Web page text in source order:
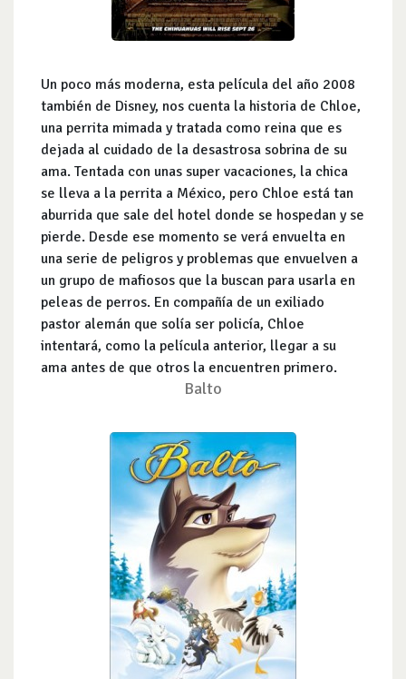
Un poco más moderna, esta película del año 2008
también de Disney, nos cuenta la historia de Chloe,
una perrita mimada y tratada como reina que es
dejada al cuidado de la desastrosa sobrina de su
ama. Tentada con unas super vacaciones, la chica
se lleva a la perrita a México, pero Chloe está tan
aburrida que sale del hotel donde se hospedan y se
pierde. Desde ese momento se verá envuelta en
una serie de peligros y problemas que envuelven a
un grupo de mafiosos que la buscan para usarla en
peleas de perros. En compañía de un exiliado
pastor alemán que solía ser policía, Chloe
intentará, como la película anterior, llegar a su
ama antes de que otros la encuentren primero.
Balto